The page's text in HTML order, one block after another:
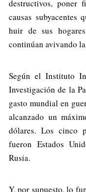
destructivos, poner
causas subyacentes
huir de sus
continúan avivando
Según el Instituto
Investigación de la
gasto mundial en
alcanzado un
dólares. Los cinco
fueron Estados
Rusia.
Y, por supuesto, lo